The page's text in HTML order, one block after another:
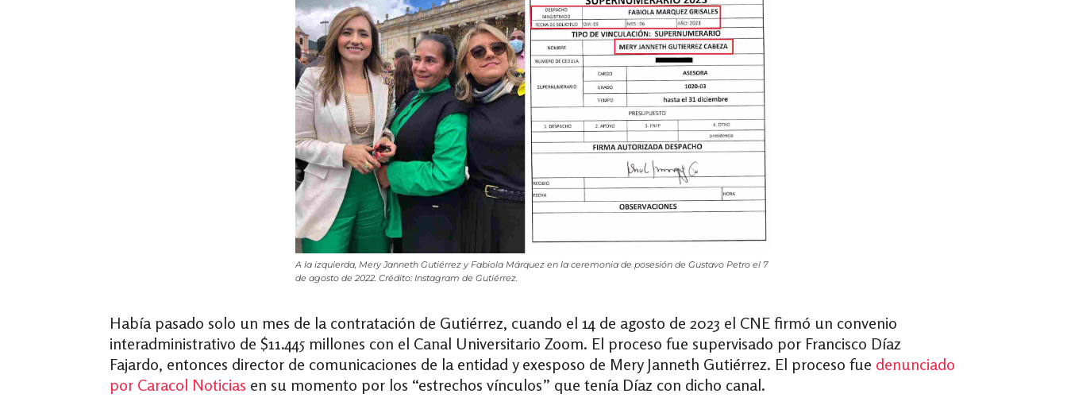
A la izquierda, Mery Janneth Gutiérrez y Fabiola Márquez en la ceremonia de posesión de Gustavo Petro el 7
de agosto de 2022. Crédito: Instagram de Gutiérrez.
Había pasado solo un mes de la contratación de Gutiérrez, cuando el 14 de agosto de 2023 el CNE firmó un convenio
interadministrativo de $11.445 millones con el Canal Universitario Zoom. El proceso fue supervisado por Francisco Díaz
Fajardo, entonces director de comunicaciones de la entidad y exesposo de Mery Janneth Gutiérrez. El proceso fue denunciado
por Caracol Noticias en su momento por los “estrechos vínculos” que tenía Díaz con dicho canal.